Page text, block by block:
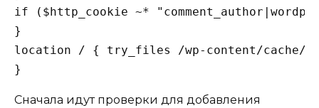
if ($http_cookie ~*
}
location / { try_files /wp-content/cache/
}
Сначала идут проверки для добавления